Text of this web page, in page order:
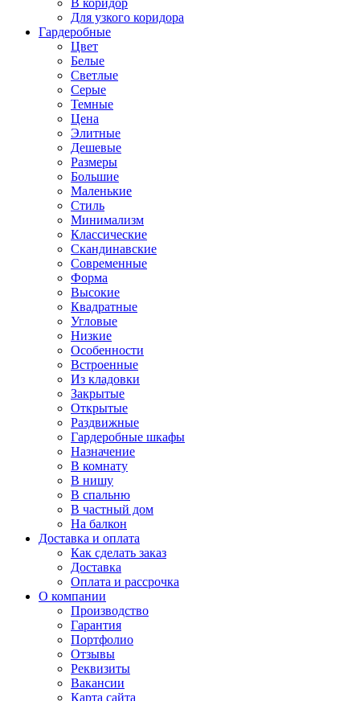
В коридор
Для узкого коридора
Гардеробные
Цвет
Белые
Светлые
Серые
Темные
Цена
Элитные
Дешевые
Размеры
Большие
Маленькие
Стиль
Минимализм
Классические
Скандинавские
Современные
Форма
Высокие
Квадратные
Угловые
Низкие
Особенности
Встроенные
Из кладовки
Закрытые
Открытые
Раздвижные
Гардеробные шкафы
Назначение
В комнату
В нишу
В спальню
В частный дом
На балкон
Доставка и оплата
Как сделать заказ
Доставка
Оплата и рассрочка
О компании
Производство
Гарантия
Портфолио
Отзывы
Реквизиты
Вакансии
Карта сайта